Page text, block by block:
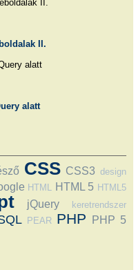
II.
alatt
CSS CSS3 design
HTML HTML 5 HTML5
jQuery keretrendszer
PEAR PHP PHP 5